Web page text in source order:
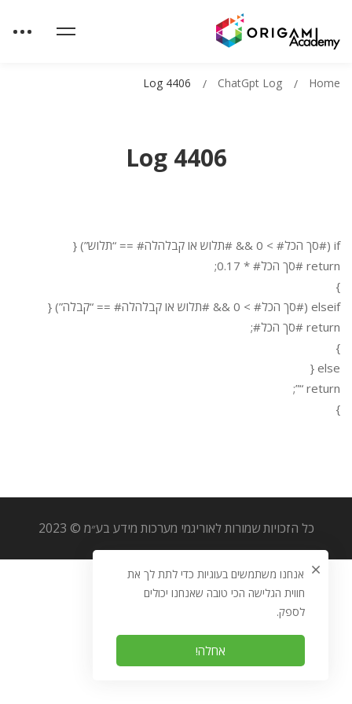
Log 4406
Home
ChatGpt Log
Log 4406
if (#סך הכל# > 0 && #תלוש או קבלהלה# == “תלוש”) {
return #סך הכל# * 0.17;
}
elseif (#סך הכל# > 0 && #תלוש או קבלהלה# == “קבלה”) {
return #סך הכל#;
}
else {
return “”;
}
כל הזכויות שמורות לאוריגמי מערכות מידע בע״מ © 2023
אנחנו משתמשים בעוגיות כדי לתת לך את
חווית הגלישה הכי טובה שאנחנו יכולים
לספק.
אחלה!